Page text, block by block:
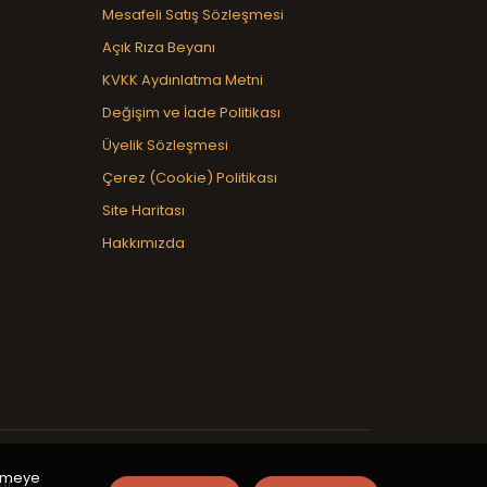
Mesafeli Satış Sözleşmesi
Açık Rıza Beyanı
KVKK Aydınlatma Metni
Değişim ve İade Politikası
Üyelik Sözleşmesi
Çerez (Cookie) Politikası
Site Haritası
Hakkımızda